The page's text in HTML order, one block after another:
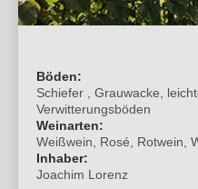
Böden:
Schiefer , Grauwacke,
Verwitterungsböden
Weinarten:
Weißwein, Rosé, Rotwein,
Inhaber:
Joachim Lorenz